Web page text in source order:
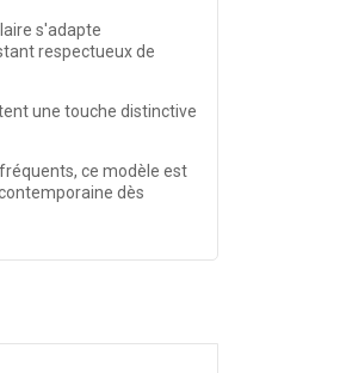
s'adapte
respectueux de
une touche distinctive
ce modèle est
dès